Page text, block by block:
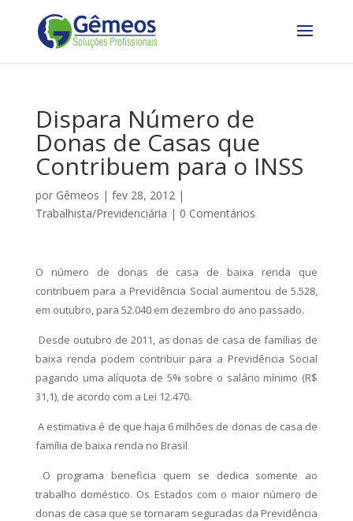
Dispara Número de
Donas de Casas que
Contribuem para o INSS
por Gêmeos | fev 28, 2012|
Trabalhista/Previdenciária | 0 Comentários
O número de donas de casa de baixa renda que
contribuem para a Previdência Social aumentou de 5.528,
em outubro, para 52.040 em dezembro do ano passado.
Desde outubro de 2011, as donas de casa de famílias de
baixa renda podem contribuir para a Previdência Social
pagando uma alíquota de 5% sobre o salário mínimo (R$
31,1), de acordo com a Lei 12.470.
A estimativa é de que haja 6 milhões de donas de casa de
família de baixa renda no Brasil
O programa beneficia quem se dedica somente ao
trabalho doméstico. Os Estados com o maior número de
donas de casa que se tornaram seguradas da Previdência